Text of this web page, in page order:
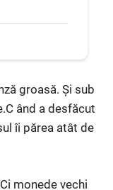
groasă. Și sub
ând a desfăcut
îi părea atât de
monede vechi